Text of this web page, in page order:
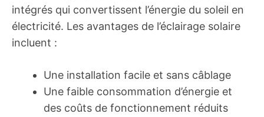
intégrés qui convertissent l’énergie du soleil en
électricité. Les avantages de l’éclairage solaire
incluent :
Une installation facile et sans câblage
Une faible consommation d’énergie et
des coûts de fonctionnement réduits